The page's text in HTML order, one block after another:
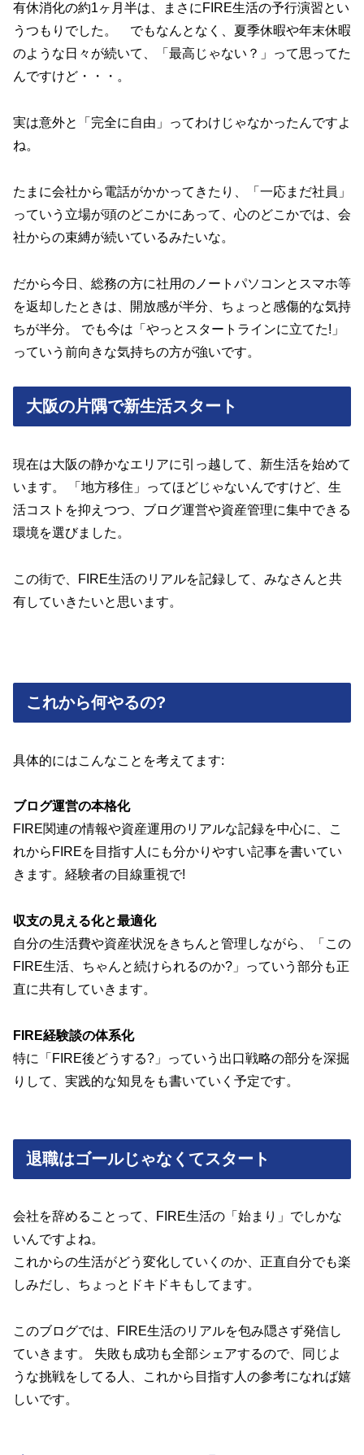
有休消化の約1ヶ月半は、まさにFIRE生活の予行演習とい
うつもりでした。 でもなんとなく、夏季休暇や年末休暇
のような日々が続いて、「最高じゃない？」って思ってた
んですけど・・・。
実は意外と「完全に自由」ってわけじゃなかったんですよ
ね。
たまに会社から電話がかかってきたり、「一応まだ社員」
っていう立場が頭のどこかにあって、心のどこかでは、会
社からの束縛が続いているみたいな。
だから今日、総務の方に社用のノートパソコンとスマホ等
を返却したときは、開放感が半分、ちょっと感傷的な気持
ちが半分。 でも今は「やっとスタートラインに立てた!」
っていう前向きな気持ちの方が強いです。
大阪の片隅で新生活スタート
現在は大阪の静かなエリアに引っ越して、新生活を始めて
います。 「地方移住」ってほどじゃないんですけど、生
活コストを抑えつつ、ブログ運営や資産管理に集中できる
環境を選びました。
この街で、FIRE生活のリアルを記録して、みなさんと共
有していきたいと思います。
これから何やるの?
具体的にはこんなことを考えてます:
ブログ運営の本格化
FIRE関連の情報や資産運用のリアルな記録を中心に、こ
れからFIREを目指す人にも分かりやすい記事を書いてい
きます。経験者の目線重視で!
収支の見える化と最適化
自分の生活費や資産状況をきちんと管理しながら、「この
FIRE生活、ちゃんと続けられるのか?」っていう部分も正
直に共有していきます。
FIRE経験談の体系化
特に「FIRE後どうする?」っていう出口戦略の部分を深掘
りして、実践的な知見をも書いていく予定です。
退職はゴールじゃなくてスタート
会社を辞めることって、FIRE生活の「始まり」でしかな
いんですよね。
これからの生活がどう変化していくのか、正直自分でも楽
しみだし、ちょっとドキドキもしてます。
このブログでは、FIRE生活のリアルを包み隠さず発信し
ていきます。 失敗も成功も全部シェアするので、同じよ
うな挑戦をしてる人、これから目指す人の参考になれば嬉
しいです。